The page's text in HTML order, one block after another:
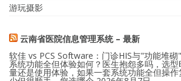
游玩摄影
云南省医院信息管理系统 – 最新
软佳 vs PCS Software：门诊HIS与"功能堆
系统功能全但体验如何？医生抱怨多吗，选
量还是使用体验，如果一套系统功能全但操